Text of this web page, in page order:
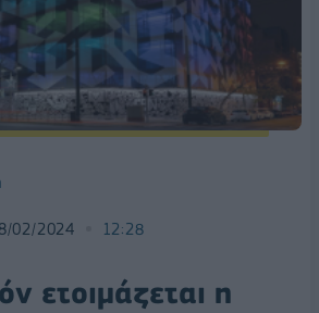
02/2024 12:28
ετοιμάζεται η